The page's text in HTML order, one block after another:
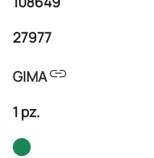
27977
GIMAlink
1 pz.